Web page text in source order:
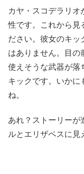
カヤ・スコデラリ
性です。これから見
ださい。彼女のキッ
はありません。目の
使えそうな武器が落
キックです。いかに
ね。
あれ？ストーリーが
ルとエリザベスに見